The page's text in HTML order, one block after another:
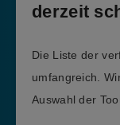
derzeit
Die Liste der
umfangreich.
Auswahl der